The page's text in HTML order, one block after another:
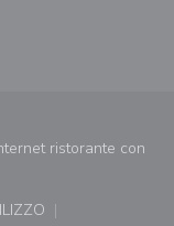
ristorante con
nuova finestra))
una nuova finestra))